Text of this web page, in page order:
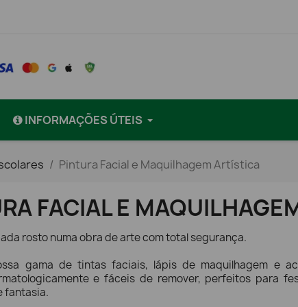
INFORMAÇÕES ÚTEIS
Pintura Facial e Maquilhagem Artística
FACIAL E
rosto numa obra de arte com total segurança.
gama de tintas faciais, lápis de maquilhagem e
e fáceis de remover, perfeitos para
fantasia.